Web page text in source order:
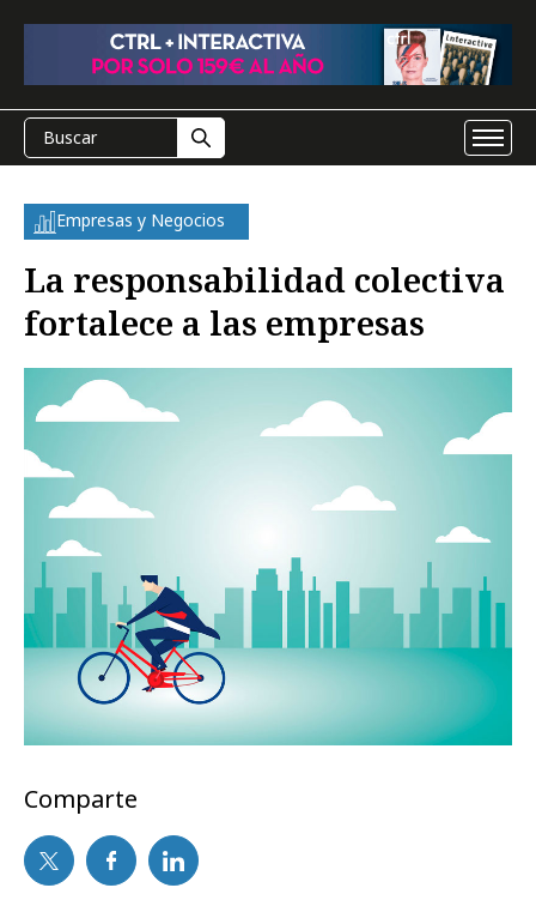
Empresas y Negocios
La responsabilidad colectiva
fortalece a las empresas
Comparte